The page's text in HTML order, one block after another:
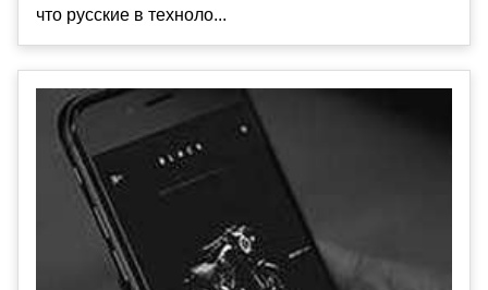
что русские в техноло...